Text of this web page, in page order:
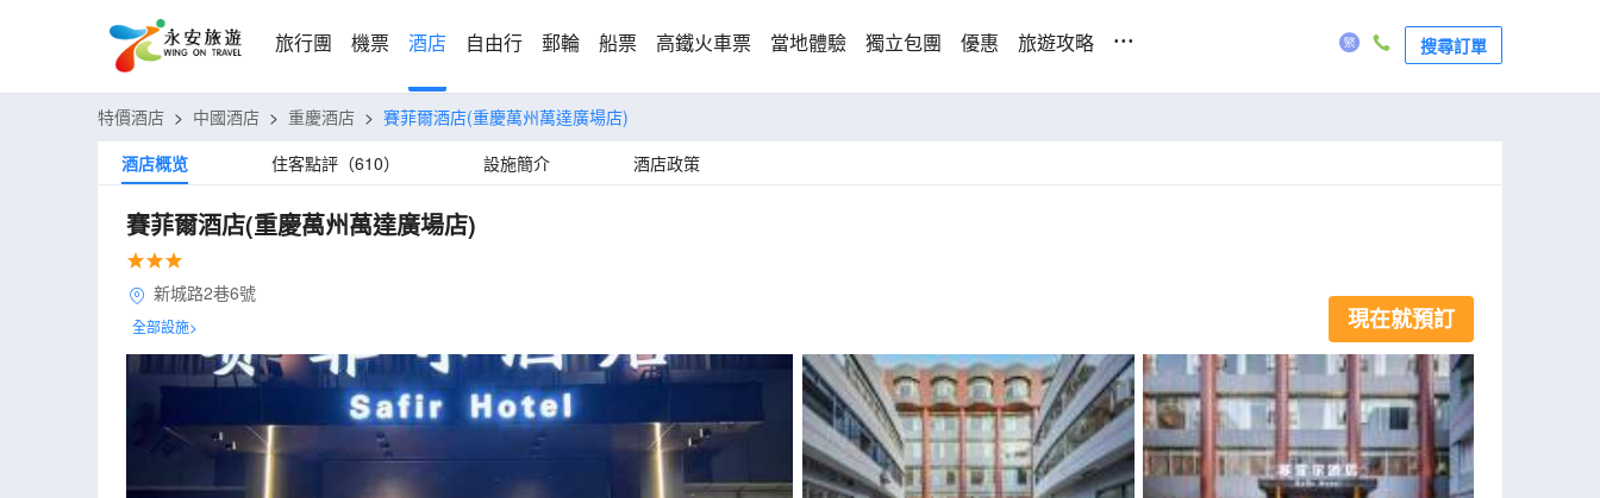
旅行團 機票 酒店 自由行 郵輪 船票 高鐵火車票 當地體驗 獨立包團 優惠 旅遊攻略 ... 搜尋訂單
特價酒店 > 中國酒店 > 重慶酒店 > 賽菲爾酒店(重慶萬州萬達廣場店)
酒店概览
住客點評（610） 設施簡介 酒店政策
賽菲爾酒店(重慶萬州萬達廣場店)
新城路2巷6號
全部設施> 現在就預訂